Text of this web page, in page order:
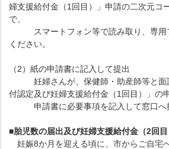
婦支援給付金（1回目）」申請の二次元コ
で、
スマートフォン等で読み取り、専用
ください。
（2）紙の申請書に記入して提出
妊婦さんが、保健師・助産師等と面
付認定及び妊婦支援給付金（1回目）」の
申請書に必要事項を記入して窓口へ提
■胎児数の届出及び妊婦支援給付金（2回
妊娠8か月を迎える頃に、市からご自宅